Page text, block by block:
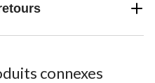
connexes